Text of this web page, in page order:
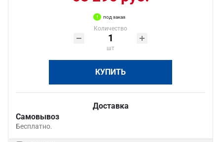
под заказ
Количество
шт
КУПИТЬ
Доставка
Самовывоз
Бесплатно.